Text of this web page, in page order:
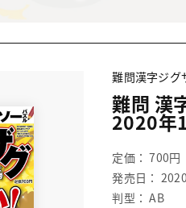
難問漢字ジグ
難問 漢
2020年
定価： 700円
発売日：
判型： AB